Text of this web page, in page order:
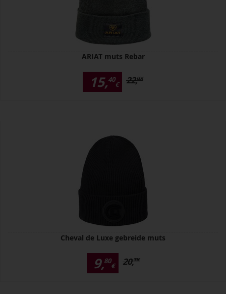
ARIAT muts Rebar
15,40
€ 22,00€
Cheval de Luxe gebreide muts
9,80
€ 20,00€